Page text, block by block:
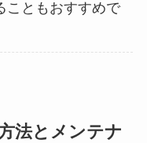
こともおすすめで
法とメンテナ